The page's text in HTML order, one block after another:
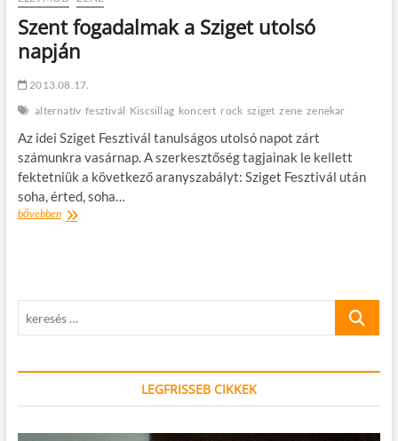
a
Sziget
Fesztiválon
Szent fogadalmak a Sziget utolsó
napján
2013.08.17.
alternatív fesztivál Kiscsillag koncert rock sziget zene zenekar
Az idei Sziget Fesztivál tanulságos utolsó napot zárt
számunkra vasárnap. A szerkesztőség tagjainak le kellett
fektetniük a következő aranyszabályt: Sziget Fesztivál után
soha, érted, soha…
bővebbenSzent
keresés
LEGFRISSEB CIKKEK